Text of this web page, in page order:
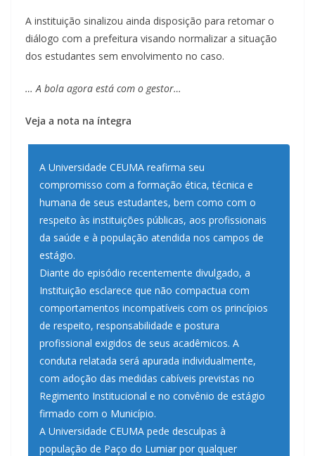
A instituição sinalizou ainda disposição para retomar o
diálogo com a prefeitura visando normalizar a situação
dos estudantes sem envolvimento no caso.
… A bola agora está com o gestor…
Veja a nota na íntegra
A Universidade CEUMA reafirma seu
compromisso com a formação ética, técnica e
humana de seus estudantes, bem como com o
respeito às instituições públicas, aos profissionais
da saúde e à população atendida nos campos de
estágio.
Diante do episódio recentemente divulgado, a
Instituição esclarece que não compactua com
comportamentos incompatíveis com os princípios
de respeito, responsabilidade e postura
profissional exigidos de seus acadêmicos. A
conduta relatada será apurada individualmente,
com adoção das medidas cabíveis previstas no
Regimento Institucional e no convênio de estágio
firmado com o Município.
A Universidade CEUMA pede desculpas à
população de Paço do Lumiar por qualquer